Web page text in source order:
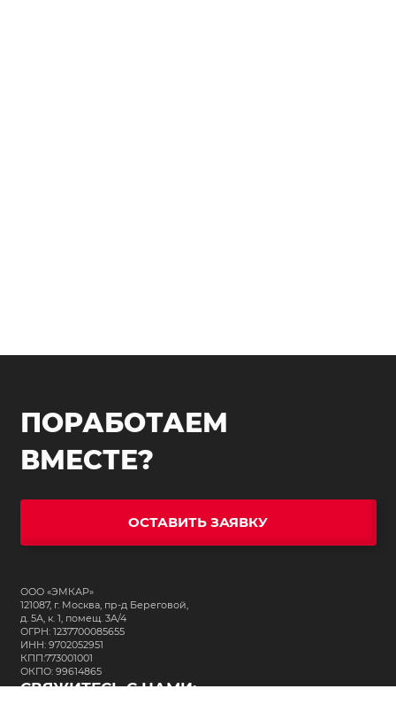
ПОРАБОТАЕМ
ВМЕСТЕ?
ОСТАВИТЬ ЗАЯВКУ
ООО «ЭМКАР»
121087, г. Москва, пр-д Береговой,
д. 5А, к. 1, помещ. 3А/4
ОГРН: 1237700085655
ИНН: 9702052951
КПП:773001001
ОКПО: 99614865
СВЯЖИТЕСЬ С НАМИ: